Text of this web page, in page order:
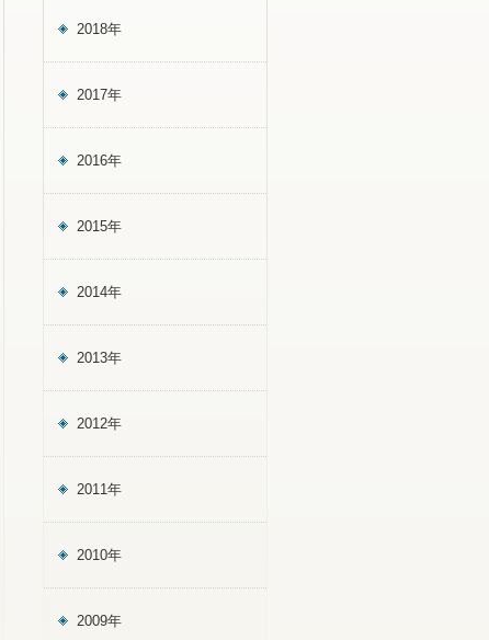
2018年
2017年
2016年
2015年
2014年
2013年
2012年
2011年
2010年
2009年